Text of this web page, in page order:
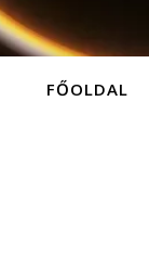
FŐOLDAL